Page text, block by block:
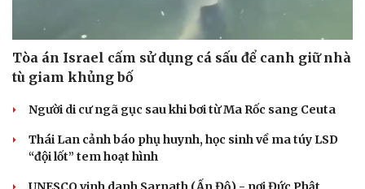
Tòa án Israel cấm sử dụng cá sấu để canh giữ nhà
tù giam khủng bố
Người di cư ngã gục sau khi bơi từ Ma Rốc sang Ceuta
Thái Lan cảnh báo phụ huynh, học sinh về ma túy LSD
“đội lốt” tem hoạt hình